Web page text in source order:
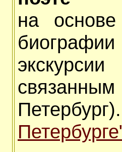
на